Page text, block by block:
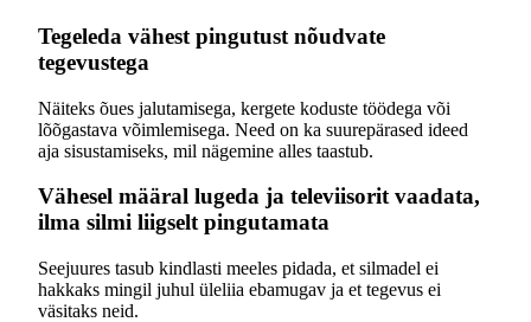
Tegeleda vähest pingutust nõudvate
tegevustega
Näiteks õues jalutamisega, kergete koduste töödega või
lõõgastava võimlemisega. Need on ka suurepärased ideed
aja sisustamiseks, mil nägemine alles taastub.
Vähesel määral lugeda ja televiisorit vaadata,
ilma silmi liigselt pingutamata
Seejuures tasub kindlasti meeles pidada, et silmadel ei
hakkaks mingil juhul üleliia ebamugav ja et tegevus ei
väsitaks neid.